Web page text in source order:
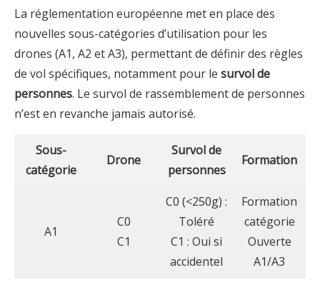
La réglementation européenne met en place des
nouvelles sous-catégories d’utilisation pour les
drones (A1, A2 et A3), permettant de définir des règles
de vol spécifiques, notamment pour le survol de
personnes. Le survol de rassemblement de personnes
n’est en revanche jamais autorisé.
Sous-
catégorie
Drone
Survol de
personnes
Formation
A1
C0
C1
C0 (<250g) :
Toléré
C1 : Oui si
accidentel
Formation
catégorie
Ouverte
A1/A3